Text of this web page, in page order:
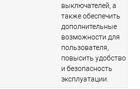
выключателей, а
также обеспечить
дополнительные
возможности для
пользователя,
повысить удобство
и безопасность
эксплуатации.